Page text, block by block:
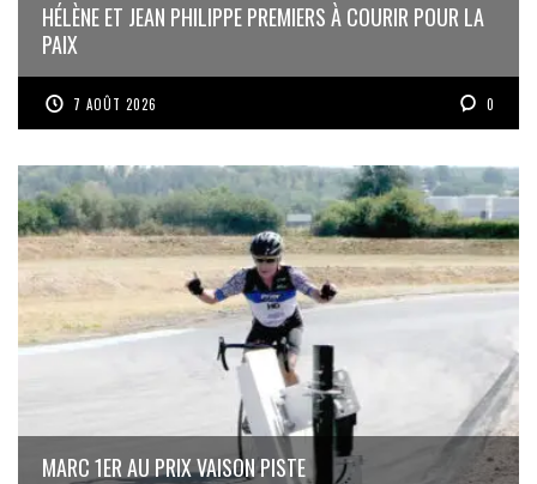
HÉLÈNE ET JEAN PHILIPPE PREMIERS À COURIR POUR LA
PAIX
7 AOÛT 2026 0
MARC 1ER AU PRIX VAISON PISTE